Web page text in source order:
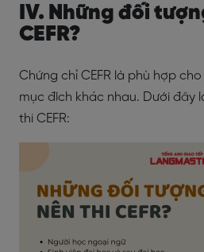
IV. Những đối
CEFR?
Chứng chỉ CEFR là phù hợp
mục đích khác nhau. Dưới đây
thi CEFR: